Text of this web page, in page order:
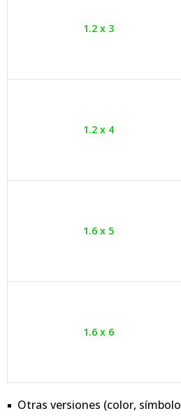
1.2 x 3
1.2 x 4
1.6 x 5
1.6 x 6
Otras versiones (color,